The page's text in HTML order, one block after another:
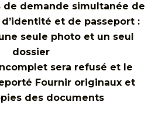
de demande simultanée de
et de passeport :
seule photo et un seul
dossier
sera refusé et le
Fournir originaux et
des documents